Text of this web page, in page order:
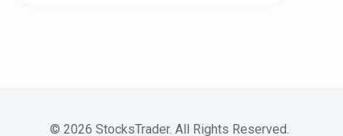
© 2026 StocksTrader. All Rights Reserved.